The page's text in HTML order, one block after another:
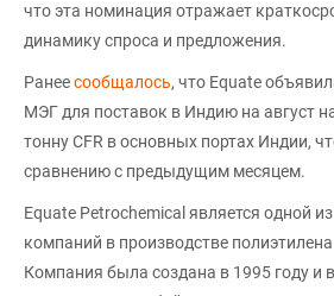
что эта номинация отражает
динамику спроса и предложения.
Ранеесообщалось, что Equate
МЭГ для поставок в Индию на август
тонну CFR в основных портах Индии,
сравнению с предыдущим месяцем.
Equate Petrochemical является одной
компаний в производстве
Компания была создана в 1995 году и